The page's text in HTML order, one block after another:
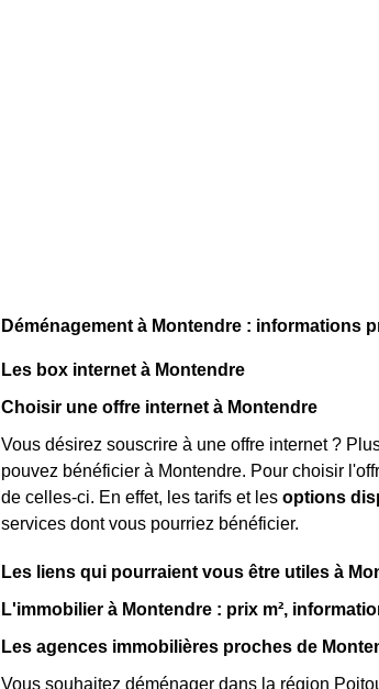
Déménagement à Montendre : informations
Les box internet à Montendre
Choisir une offre internet à Montendre
Vous désirez souscrire à une offre internet ?
pouvez bénéficier à Montendre. Pour choisir
de celles-ci. En effet, les tarifs et les options
services dont vous pourriez bénéficier.
Les liens qui pourraient vous être utiles à
L'immobilier à Montendre : prix m²,
Les agences immobilières proches de
Vous souhaitez déménager dans la région